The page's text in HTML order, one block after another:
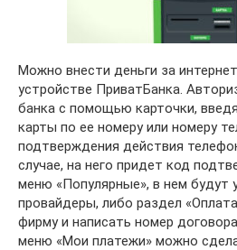
Можно внести деньги за
устройстве ПриватБанка.
банка с помощью карточки,
карты по ее номеру или номеру
подтверждения действия
случае, на него придет код
меню «Популярные», в нем будут
провайдеры, либо раздел
фирму и написать номер
меню «Мои платежи» можно